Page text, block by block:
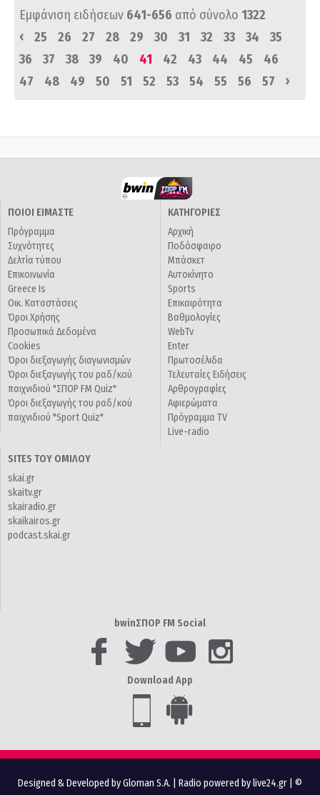
Εμφάνιση ειδήσεων 641-656 από σύνολο 1322
‹
25 26 27 28 29 30 31 32 33 34
35
36
37 38 39 40 41 42 43 44 45
46
47
48 49 50 51 52 53 54 55 56 57 ›
ΠΟΙΟΙ ΕΙΜΑΣΤΕ
Πρόγραμμα
Συχνότητες
Δελτία τύπου
Επικοινωνία
Greece Is
Οικ. Καταστάσεις
Όροι Χρήσης
Προσωπικά Δεδομένα
Cookies
Όροι διεξαγωγής διαγωνισμών
Όροι διεξαγωγής του ραδ/κού
παιχνιδιού "ΣΠΟΡ FM Quiz"
Όροι διεξαγωγής του ραδ/κού
παιχνιδιού "Sport Quiz"
ΚΑΤΗΓΟΡΙΕΣ
Αρχική
Ποδόσφαιρο
Μπάσκετ
Αυτοκίνητο
Sports
Επικαιρότητα
Βαθμολογίες
WebTv
Enter
Πρωτοσέλιδα
Τελευταίες Ειδήσεις
Αρθρογραφίες
Αφιερώματα
Πρόγραμμα TV
Live-radio
SITES ΤΟΥ ΟΜΙΛΟΥ
skai.gr
skaitv.gr
skairadio.gr
skaikairos.gr
podcast.skai.gr
bwinΣΠΟΡ FM Social
Download App
Designed & Developed by Gloman S.A. Radio powered by live24.gr | ©